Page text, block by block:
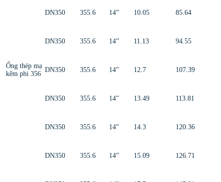
Ống thép mạ
kẽm phi 356
DN350 355.6 14” 10.05 85.64
DN350 355.6 14” 11.13 94.55
DN350 355.6 14” 12.7 107.39
DN350 355.6 14” 13.49 113.81
DN350 355.6 14” 14.3 120.36
DN350 355.6 14” 15.09 126.71